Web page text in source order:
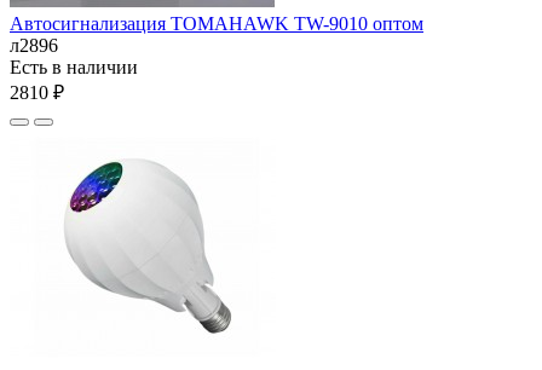
Автосигнализация TOMAHAWK TW-9010 оптом
л2896
Есть в наличии
2810 ₽